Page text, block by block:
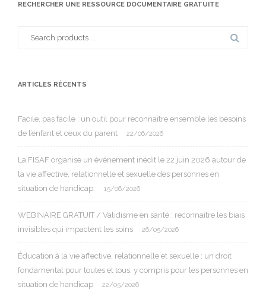
RECHERCHER UNE RESSOURCE DOCUMENTAIRE GRATUITE
ARTICLES RÉCENTS
Facile, pas facile : un outil pour reconnaître ensemble les besoins
de l’enfant et ceux du parent
22/06/2026
La FISAF organise un événement inédit le 22 juin 2026 autour de
la vie affective, relationnelle et sexuelle des personnes en
situation de handicap.
15/06/2026
WEBINAIRE GRATUIT / Validisme en santé : reconnaître les biais
invisibles qui impactent les soins
26/05/2026
Éducation à la vie affective, relationnelle et sexuelle : un droit
fondamental pour toutes et tous, y compris pour les personnes en
situation de handicap
22/05/2026